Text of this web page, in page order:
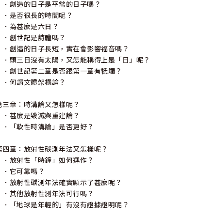
、種族及文化）。他亦為國際雜誌《Creation》及期刊《Journey
創造的日子是平常的日子嗎？
是否很長的時間呢？
為甚麼是六日？
創世記是詩體嗎？
創造的日子長短，實在會影響福音嗎？
頭三日沒有太陽，又怎能稱得上是「日」呢？
創世記第二章是否跟第一章有牴觸？
何謂文體架構論？
三章：時溝論又怎樣呢？
甚麼是毀滅與重建論？
「軟性時溝論」是否更好？
四章：放射性碳測年法又怎樣呢？
放射性「時鐘」如何運作？
它可靠嗎？
放射性碳測年法確實顯示了甚麼呢？
其他放射性測年法可行嗎？
「地球是年輕的」有沒有證據證明呢？